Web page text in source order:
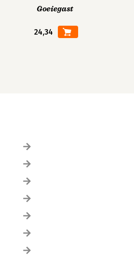
Goeiegast
24,34